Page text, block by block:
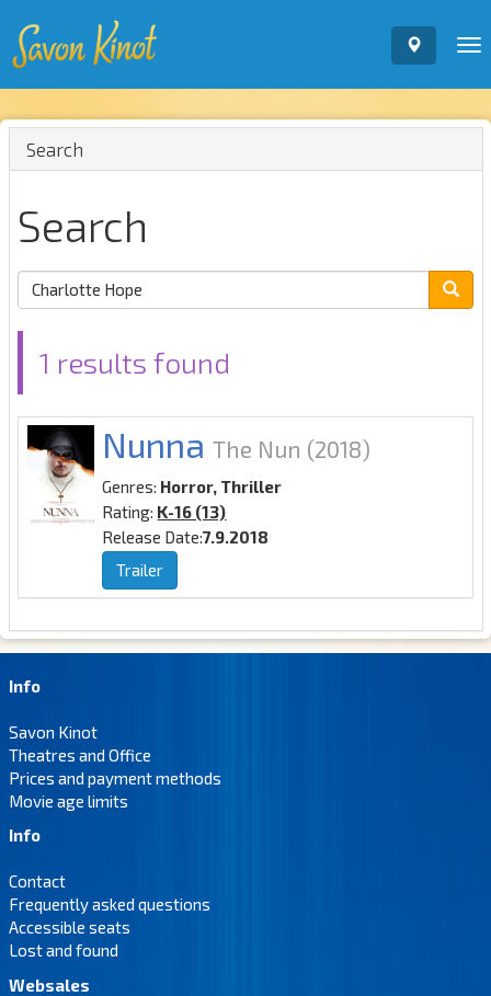
Search
Search
1 results found
Nunna The Nun (2018)
Genres: Horror, Thriller
Rating: K-16 (13)
Release Date:7.9.2018
Trailer
Info
Savon Kinot
Theatres and Office
Prices and payment methods
Movie age limits
Info
Contact
Frequently asked questions
Accessible seats
Lost and found
Websales